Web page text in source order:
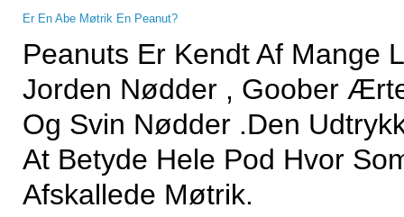
Er En Abe Møtrik En Peanut?
Peanuts Er Kendt Af Mange
Jorden Nødder , Goober
Og Svin Nødder .Den
At Betyde Hele Pod Hvor
Afskallede Møtrik.